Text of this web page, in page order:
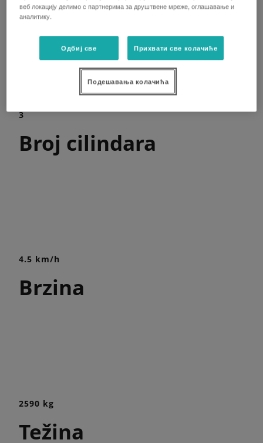
3
Broj cilindara
4.5 km/h
Brzina
2590 kg
Težina
веб локацију делимо с партнерима за друштвене мреже, оглашавање и
аналитику.
Одбиј све Прихвати све колачиће
Подешавања колачића